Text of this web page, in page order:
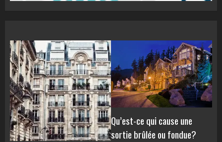
Qu’est-ce qui cause une
sortie brûlée ou fondue?